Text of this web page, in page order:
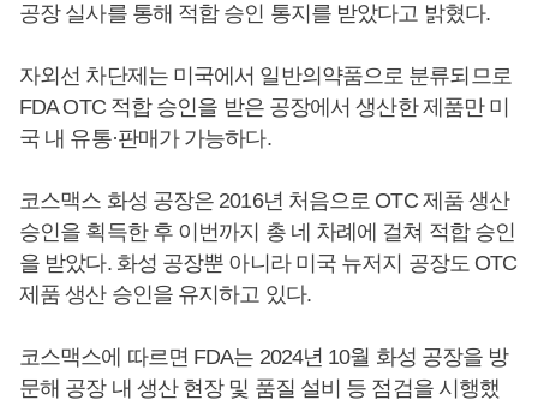
공장 실사를 통해 적합 승인 통지를 받았다고 밝혔다.
자외선 차단제는 미국에서 일반의약품으로 분류되므로
FDA OTC 적합 승인을 받은 공장에서 생산한 제품만 미
국 내 유통·판매가 가능하다.
코스맥스 화성 공장은 2016년 처음으로 OTC 제품 생산
승인을 획득한 후 이번까지 총 네 차례에 걸쳐 적합 승인
을 받았다. 화성 공장뿐 아니라 미국 뉴저지 공장도 OTC
제품 생산 승인을 유지하고 있다.
코스맥스에 따르면 FDA는 2024년 10월 화성 공장을 방
문해 공장 내 생산 현장 및 품질 설비 등 점검을 시행했